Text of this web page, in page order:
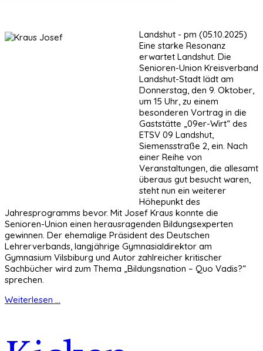
Landshut - pm (05.10.2025)
Eine starke Resonanz
erwartet Landshut. Die
Senioren-Union Kreisverband
Landshut-Stadt lädt am
Donnerstag, den 9. Oktober,
um 15 Uhr, zu einem
besonderen Vortrag in die
Gaststätte „09er-Wirt“ des
ETSV 09 Landshut,
Siemensstraße 2, ein. Nach
einer Reihe von
Veranstaltungen, die allesamt
überaus gut besucht waren,
steht nun ein weiterer
Höhepunkt des
Jahresprogramms bevor. Mit Josef Kraus konnte die
Senioren-Union einen herausragenden Bildungsexperten
gewinnen. Der ehemalige Präsident des Deutschen
Lehrerverbands, langjährige Gymnasialdirektor am
Gymnasium Vilsbiburg und Autor zahlreicher kritischer
Sachbücher wird zum Thema „Bildungsnation – Quo Vadis?“
sprechen.
Weiterlesen ...